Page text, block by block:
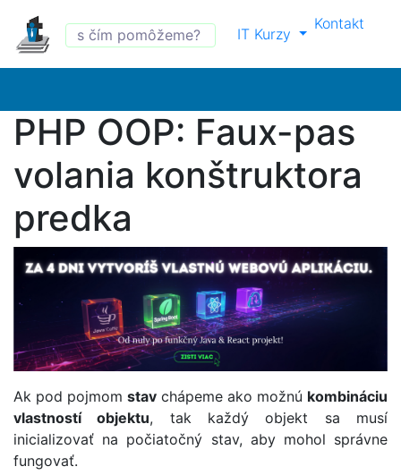
IT Kurzy
Kontakt
PHP OOP: Faux-pas
volania konštruktora
predka
Ak pod pojmom stav chápeme ako možnú kombináciu
vlastností objektu, tak každý objekt sa musí
inicializovať na počiatočný stav, aby mohol správne
fungovať.